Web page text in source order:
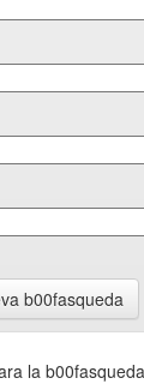
b00fasqueda
la